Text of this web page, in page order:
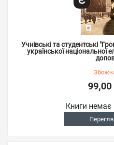
Учнівські та студентські
української національної
99,00
Книги